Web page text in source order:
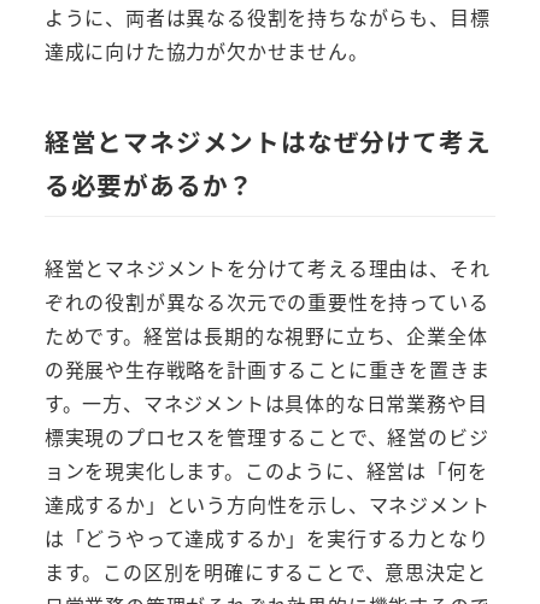
ように、両者は異なる役割を持ちながらも、目標
達成に向けた協力が欠かせません。
経営とマネジメントはなぜ分けて考え
る必要があるか？
経営とマネジメントを分けて考える理由は、それ
ぞれの役割が異なる次元での重要性を持っている
ためです。経営は長期的な視野に立ち、企業全体
の発展や生存戦略を計画することに重きを置きま
す。一方、マネジメントは具体的な日常業務や目
標実現のプロセスを管理することで、経営のビジ
ョンを現実化します。このように、経営は「何を
達成するか」という方向性を示し、マネジメント
は「どうやって達成するか」を実行する力となり
ます。この区別を明確にすることで、意思決定と